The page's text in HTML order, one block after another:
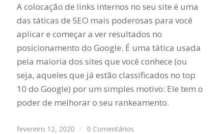
A colocação de links internos no seu site é uma
das táticas de SEO mais poderosas para você
aplicar e começar a ver resultados no
posicionamento do Google. É uma tática usada
pela maioria dos sites que você conhece (ou
seja, aqueles que já estão classificados no top
10 do Google) por um simples motivo: Ele tem o
poder de melhorar o seu rankeamento.
fevereiro 12, 2020 / 0 Comentários